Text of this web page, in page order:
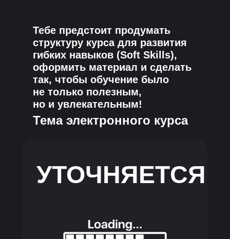
Тебе предстоит продумать
структуру курса для развития
гибких навыков (Soft Skills),
оформить материал и сделать
так, чтобы обучение было
не только полезным,
но и увлекательным!
Тема электронного курса
УТОЧНЯЕТСЯ